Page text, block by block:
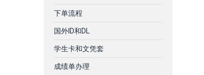
下单流程
国外ID和DL
学生卡和文凭套
成绩单办理